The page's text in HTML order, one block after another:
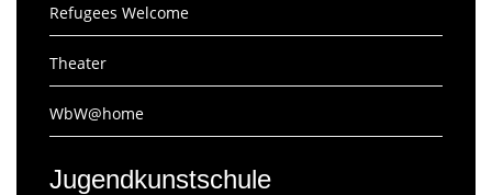
Refugees Welcome
Theater
WbW@home
Jugendkunstschule